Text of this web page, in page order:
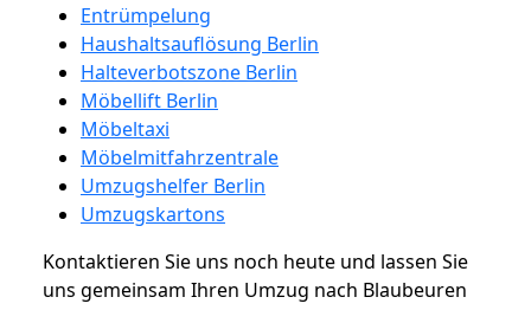
Entrümpelung
Haushaltsauflösung Berlin
Halteverbotszone Berlin
Möbellift Berlin
Möbeltaxi
Möbelmitfahrzentrale
Umzugshelfer Berlin
Umzugskartons
Kontaktieren Sie uns noch heute und lassen Sie
uns gemeinsam Ihren Umzug nach Blaubeuren